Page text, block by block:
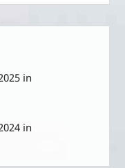
in
in